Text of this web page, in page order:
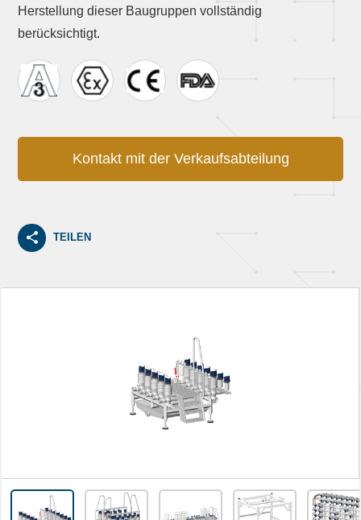
Herstellung dieser Baugruppen vollständig
berücksichtigt.
Kontakt mit der Verkaufsabteilung
TEILEN